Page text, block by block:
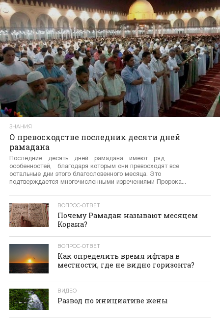
ЗНАНИЯ
О превосходстве последних десяти дней
рамадана
Последние десять дней рамадана имеют ряд
особенностей, благодаря которым они превосходят все
остальные дни этого благословенного месяца. Это
подтверждается многочисленными изречениями Пророка...
ВОПРОС-ОТВЕТ
Почему Рамадан называют месяцем
Корана?
ВОПРОС-ОТВЕТ
Как определить время ифтара в
местности, где не видно горизонта?
ВИДЕО
Развод по инициативе жены